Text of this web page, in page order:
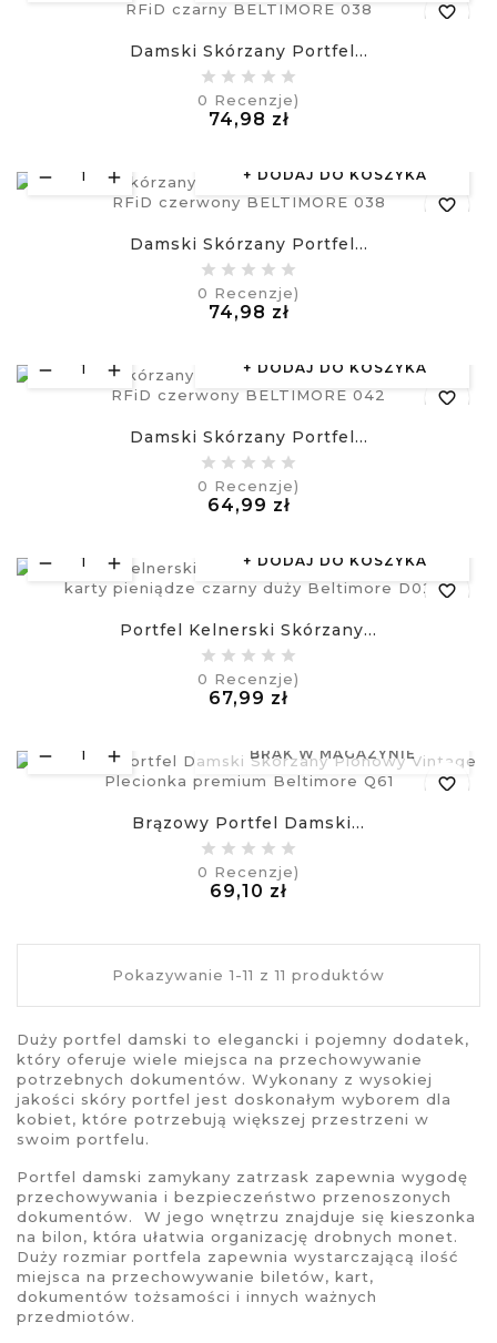
favorite_border
Damski Skórzany Portfel...
0 Recenzje)
74,98 złCena
DODAJ DO KOSZYKA
favorite_border
Damski Skórzany Portfel...
0 Recenzje)
74,98 złCena
DODAJ DO KOSZYKA
favorite_border
Damski Skórzany Portfel...
0 Recenzje)
64,99 złCena
DODAJ DO KOSZYKA
favorite_border
Portfel Kelnerski Skórzany...
0 Recenzje)
67,99 zł
BRAK W MAGAZYNIE
favorite_border
Brązowy Portfel Damski...
0 Recenzje)
69,10 zł
Pokazywanie 1-11 z 11 produktów
Duży portfel damski to elegancki i pojemny dodatek,
który oferuje wiele miejsca na przechowywanie
potrzebnych dokumentów. Wykonany z wysokiej
jakości skóry portfel jest doskonałym wyborem dla
kobiet, które potrzebują większej przestrzeni w
swoim portfelu.
Portfel damski zamykany zatrzask zapewnia wygodę
przechowywania i bezpieczeństwo przenoszonych
dokumentów.
W jego wnętrzu znajduje się kieszonka
na bilon, która ułatwia organizację drobnych monet.
Duży rozmiar portfela zapewnia wystarczającą ilość
miejsca na przechowywanie biletów, kart,
dokumentów tożsamości i innych ważnych
przedmiotów.